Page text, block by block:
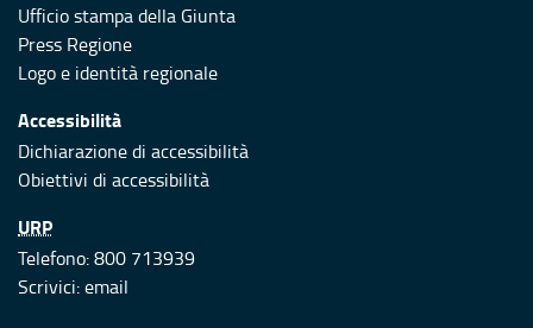
Ufficio stampa della Giunta
Press Regione
Logo e identità regionale
Accessibilità
Dichiarazione di accessibilità
Obiettivi di accessibilità
URP
Telefono: 800 713939
Scrivici:email